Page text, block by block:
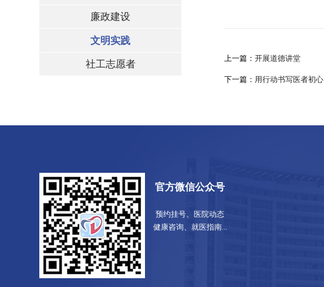
廉政建设
文明实践
社工志愿者 上一篇： 开展道德讲堂
下一篇： 用行动书写医者初心
官方微信公众号
预约挂号、医院动态
健康咨询、就医指南...